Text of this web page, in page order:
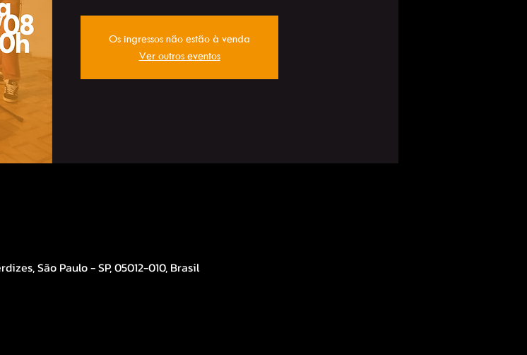
Os ingressos não estão à venda
Ver outros eventos
São Paulo - SP, 05012-010, Brasil